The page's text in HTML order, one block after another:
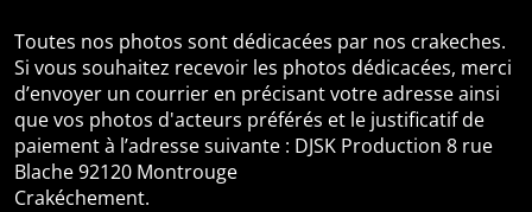
Toutes nos photos sont dédicacées par nos crakeches.
Si vous souhaitez recevoir les photos dédicacées, merci
d’envoyer un courrier en précisant votre adresse ainsi
que vos photos d'acteurs préférés et le justificatif de
paiement à l’adresse suivante : DJSK Production 8 rue
Blache 92120 Montrouge
Crakéchement.